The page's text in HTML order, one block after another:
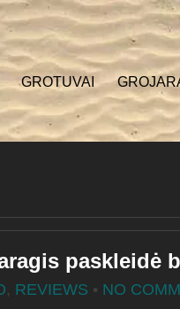
GROTUVAI
paskleidė
, REVIEWS • NO